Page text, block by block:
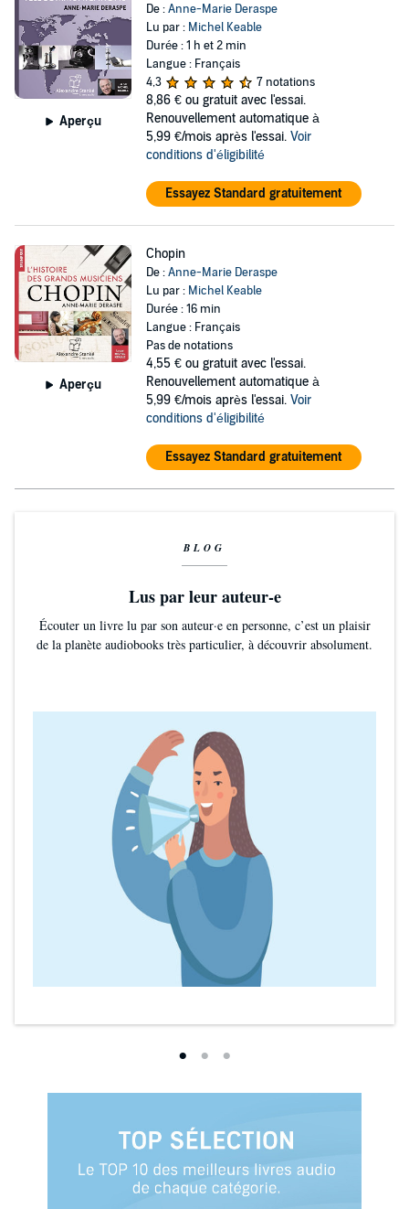
Aperçu
De :Anne-Marie Deraspe
Lu par : Michel Keable
Durée : 1 h et 2 min
Langue : Français
4,3
7 notations
8,86 € ou gratuit avec l'essai.
Renouvellement automatique à
5,99 €/mois après l'essai. Voir
conditions d'éligibilité
Essayez Standard gratuitement
Aperçu
Chopin
De :Anne-Marie Deraspe
Lu par : Michel Keable
Durée : 16 min
Langue : Français
Pas de notations
4,55 € ou gratuit avec l'essai.
Renouvellement automatique à
5,99 €/mois après l'essai. Voir
conditions d'éligibilité
Essayez Standard gratuitement
BLOG
Lus par leur auteur-e
Écouter un livre lu par son auteur·e en personne, c’est un plaisir
de la planète audiobooks très particulier, à découvrir absolument.